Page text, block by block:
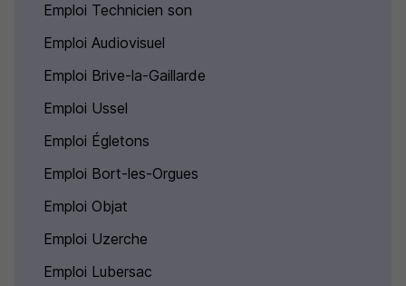
Emploi Technicien son
Emploi Audiovisuel
Emploi Brive-la-Gaillarde
Emploi Ussel
Emploi Égletons
Emploi Bort-les-Orgues
Emploi Objat
Emploi Uzerche
Emploi Lubersac